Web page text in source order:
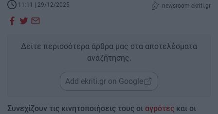
11:11 | 29/12/2025 newsroom ekriti.gr
Δείτε περισσότερα άρθρα μας στα αποτελέσματα
αναζήτησης.
Add ekriti.gr on Google
Συνεχίζουν τις κινητοποιήσεις τους οι αγρότες και οι